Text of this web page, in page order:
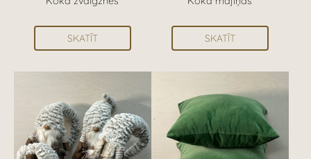
SKATĪT SKATĪT